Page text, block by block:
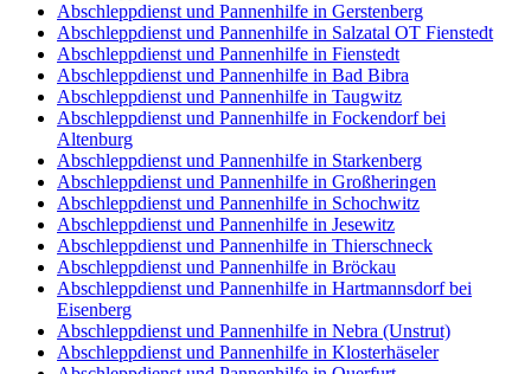
Abschleppdienst und Pannenhilfe in Gerstenberg
Abschleppdienst und Pannenhilfe in Salzatal OT Fienstedt
Abschleppdienst und Pannenhilfe in Fienstedt
Abschleppdienst und Pannenhilfe in Bad Bibra
Abschleppdienst und Pannenhilfe in Taugwitz
Abschleppdienst und Pannenhilfe in Fockendorf bei
Altenburg
Abschleppdienst und Pannenhilfe in Starkenberg
Abschleppdienst und Pannenhilfe in Großheringen
Abschleppdienst und Pannenhilfe in Schochwitz
Abschleppdienst und Pannenhilfe in Jesewitz
Abschleppdienst und Pannenhilfe in Thierschneck
Abschleppdienst und Pannenhilfe in Bröckau
Abschleppdienst und Pannenhilfe in Hartmannsdorf bei
Eisenberg
Abschleppdienst und Pannenhilfe in Nebra (Unstrut)
Abschleppdienst und Pannenhilfe in Klosterhäseler